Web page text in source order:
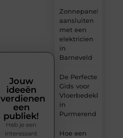
Zonnepanelen
aansluiten
met een
elektricien
in
Barneveld
De Perfecte
Gids voor
Vloerbedekking
in
Purmerend
Hoe een
Jouw
ideeën
verdienen
een
publiek!
Heb je een
interessant